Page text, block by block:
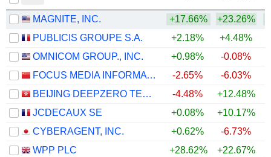
MAGNITE, INC. +17.66% +23.26%
PUBLICIS GROUPE S.A.
+2.18% +4.48%
OMNICOM GROUP., INC.
+0.98% -0.08%
FOCUS MEDIA INFORMATION TECHNOLOGY CO., LTD.
-2.65% -6.03%
BEIJING DEEPZERO TECHNOLOGY CO., LTD.
-4.48%
+12.48%
JCDECAUX SE
+0.08% +10.17%
CYBERAGENT, INC.
+0.62% -6.73%
WPP PLC
+28.62% +22.67%